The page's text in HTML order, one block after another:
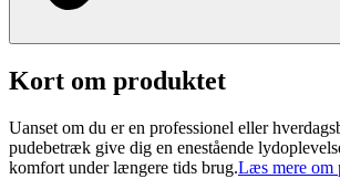
Kort om produktet
Uanset om du er en professionel eller
pudebetræk give dig en enestående
komfort under længere tids brug.Læs mere om